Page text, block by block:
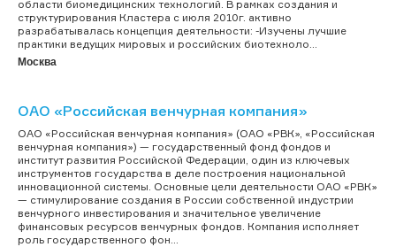
области биомедицинских технологий. В рамках создания и
структурирования Кластера с июля 2010г. активно
разрабатывалась концепция деятельности: -Изучены лучшие
практики ведущих мировых и российских биотехноло...
Москва
ОАО «Российская венчурная компания»
ОАО «Российская венчурная компания» (ОАО «РВК», «Российская
венчурная компания») — государственный фонд фондов и
институт развития Российской Федерации, один из ключевых
инструментов государства в деле построения национальной
инновационной системы. Основные цели деятельности ОАО «РВК»
— стимулирование создания в России собственной индустрии
венчурного инвестирования и значительное увеличение
финансовых ресурсов венчурных фондов. Компания исполняет
роль государственного фон...